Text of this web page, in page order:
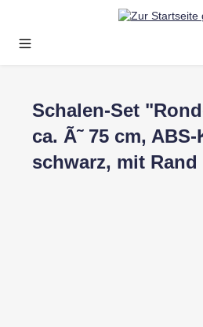
Zum Hauptinhalt springen
Schalen-Set
ca. Ã˜ 75 cm,
schwarz, mit Rand